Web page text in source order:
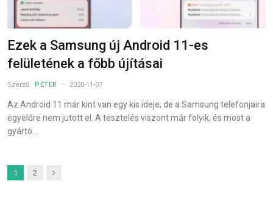
Ezek a Samsung új Android 11-es
felületének a főbb újításai
Szerző: PÉTER 2020-11-07
Az Android 11 már kint van egy kis ideje, de a Samsung telefonjaira
egyelőre nem jutott el. A tesztelés viszont már folyik, és most a
gyártó…
1 2 Next